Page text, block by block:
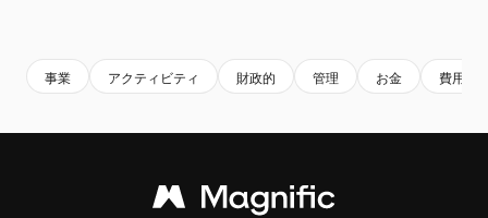
事業 アクティビティ 財政的 管理 お金 費用